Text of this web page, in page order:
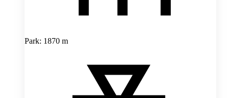
Park: 1870 m